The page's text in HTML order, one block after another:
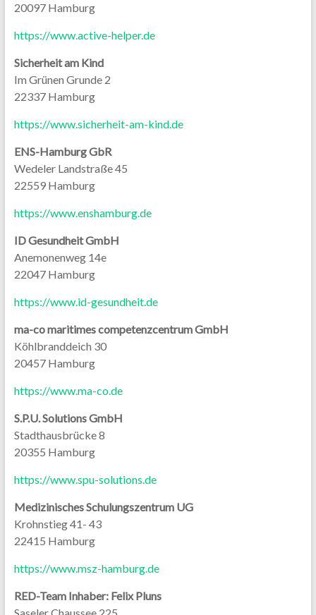
20097 Hamburg
https://www.active-helper.de
Sicherheit am Kind
Im Grünen Grunde 2
22337 Hamburg
https://www.sicherheit-am-kind.de
ENS-Hamburg GbR
Wedeler Landstraße 45
22559 Hamburg
https://www.enshamburg.de
ID Gesundheit GmbH
Anemonenweg 14e
22047 Hamburg
https://www.id-gesundheit.de
ma-co maritimes competenzcentrum GmbH
Köhlbranddeich 30
20457 Hamburg
https://www.ma-co.de
S.P.U. Solutions GmbH
Stadthausbrücke 8
20355 Hamburg
https://www.spu-solutions.de
Medizinisches Schulungszentrum UG
Krohnstieg 41- 43
22415 Hamburg
https://www.msz-hamburg.de
RED-Team Inhaber: Felix Pluns